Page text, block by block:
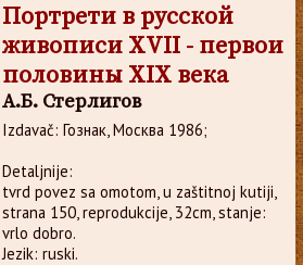
Портрети в русской
живописи XVII - первои
половины XIX века
А.Б. Стерлигов
Izdavač: Гознак, Москва 1986;
Detaljnije:
tvrd povez sa omotom, u zaštitnoj kutiji,
strana 150, reprodukcije, 32cm, stanje:
vrlo dobro.
Jezik: ruski.